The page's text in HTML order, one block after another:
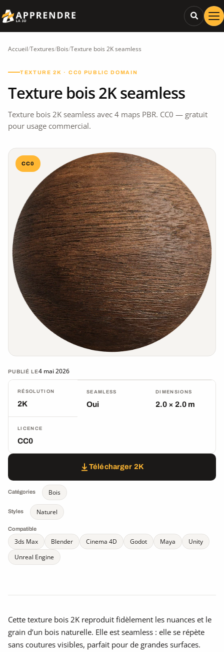
Accueil/Textures/Bois/Texture bois 2K seamless
TEXTURE 2K · CC0 PUBLIC DOMAIN
Texture bois 2K seamless
Texture bois 2K seamless avec 4 maps PBR. CC0 — gratuit
pour usage commercial.
CC0
PUBLIÉ LE4 mai 2026
RÉSOLUTION
2K
SEAMLESS
Oui
DIMENSIONS
2.0 × 2.0 m
LICENCE
CC0
Télécharger 2K
Catégories Bois
Styles Naturel
Compatible
3ds Max Blender Cinema 4D Godot Maya
Unity
Unreal Engine
Cette texture bois 2K reproduit fidèlement les nuances et le
grain d’un bois naturelle. Elle est seamless : elle se répète
sans coutures visibles, parfait pour de grandes surfaces.